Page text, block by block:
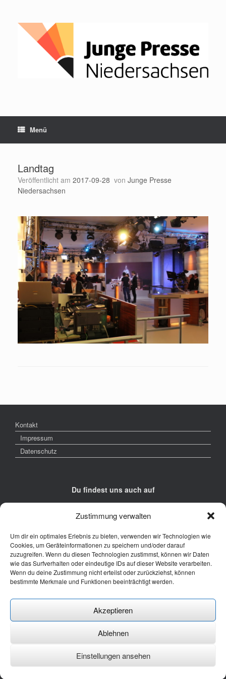
Zustimmung verwalten
Um dir ein optimales Erlebnis zu bieten, verwenden wir Technologien wie
Cookies, um Geräteinformationen zu speichern und/oder darauf
zuzugreifen. Wenn du diesen Technologien zustimmst, können wir Daten
wie das Surfverhalten oder eindeutige IDs auf dieser Website verarbeiten.
Wenn du deine Zustimmung nicht erteilst oder zurückziehst, können
bestimmte Merkmale und Funktionen beeinträchtigt werden.
Akzeptieren
Ablehnen
Einstellungen ansehen
springen
Menü
Landtag
Veröffentlicht am 2017-09-28 von Junge Presse
Niedersachsen
Kontakt
Impressum
Datenschutz
Du findest uns auch auf
Kontakt
Junge Presse Niedersachsen e.V.
Rückertstraße 10
30169 Hannover
Ein Theme von SiteOrigin